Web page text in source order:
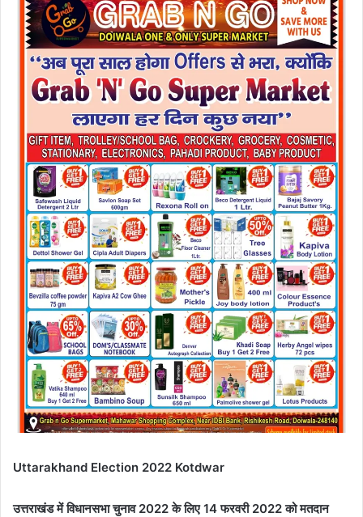
e
m
a
i
Uttarakhand Election 2022 Kotdwar
उत्तराखंड में विधानसभा चुनाव 2022 के लिए 14 फरवरी 2022 को मतदान